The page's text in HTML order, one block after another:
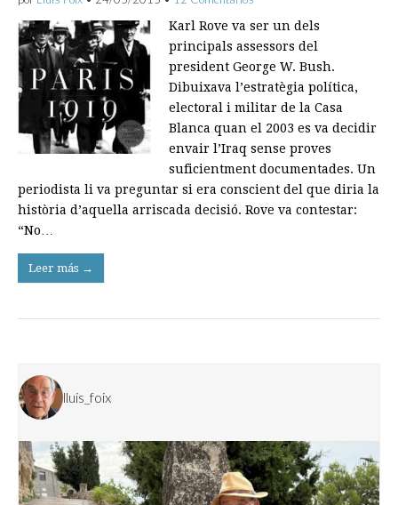
Karl Rove va ser un dels
principals assessors del
president George W. Bush.
Dibuixava l’estratègia política,
electoral i militar de la Casa
Blanca quan el 2003 es va decidir
envair l’Iraq sense proves
suficientment documentades. Un
periodista li va preguntar si era conscient del que diria la
història d’aquella arriscada decisió. Rove va contestar:
“No…
Leer más →
lluis_foix